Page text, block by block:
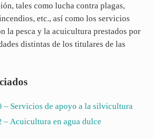
tales como lucha contra plagas,
etc., así como los servicios
la pesca y la acuicultura prestados por
distintas de los titulares de las
– Servicios de apoyo a la silvicultura
– Acuicultura en agua dulce